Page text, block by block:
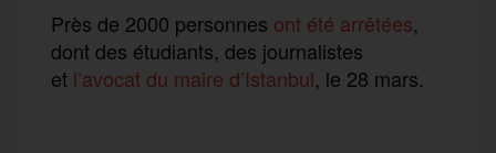
Près de 2000 personnes ont été arrêtées,
dont des étudiants, des journalistes
et l’avocat du maire d’Istanbul, le 28 mars.